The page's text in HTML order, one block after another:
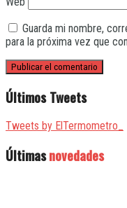
Guarda mi nombre,
para la próxima vez que
Últimos Tweets
Tweets by ElTermometro_
Últimasnovedades